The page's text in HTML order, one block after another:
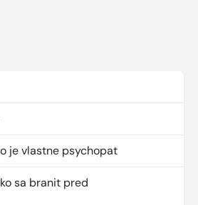
je vlastne psychopat
sa branit pred